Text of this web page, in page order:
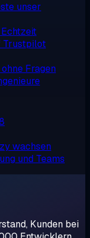
unser
Trustpilot
ohne Fragen
wachsen
und Teams
Kunden bei